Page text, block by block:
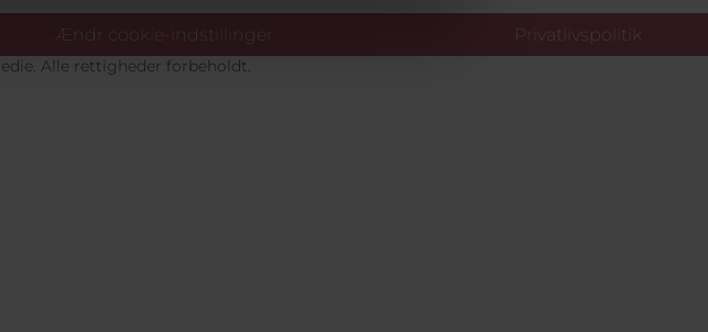
Ændr cookie-indstillinger Privatlivspolitik
Alle rettigheder forbeholdt.